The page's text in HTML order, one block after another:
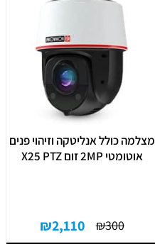
מצלמה כולל אנליטקה וזיהוי פנים
אוטומטי 2MP זום X25 PTZ
₪300
₪2,110